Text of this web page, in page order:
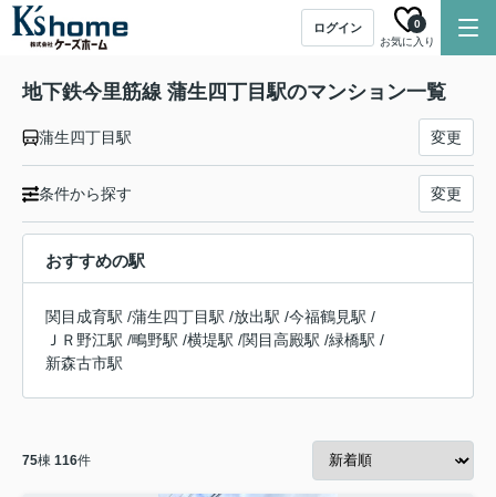
ログイン
お気に入り
0
地下鉄今里筋線 蒲生四丁目駅のマンション一覧
蒲生四丁目駅 変更
条件から探す 変更
おすすめの駅
関目成育駅 /蒲生四丁目駅 /放出駅 /今福鶴見駅 /
ＪＲ野江駅 /鴫野駅 /横堤駅 /関目高殿駅 /緑橋駅 /
新森古市駅
75棟 116件